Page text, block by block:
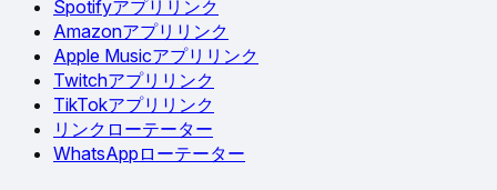
Spotifyアプリリンク
Amazonアプリリンク
Apple Musicアプリリンク
Twitchアプリリンク
TikTokアプリリンク
リンクローテーター
WhatsAppローテーター